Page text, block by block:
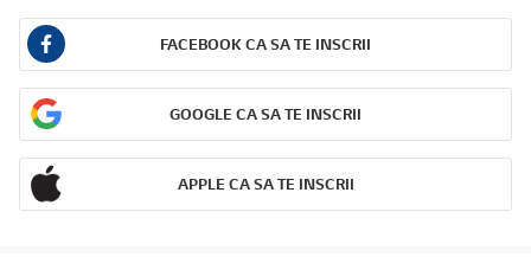
FACEBOOK CA SA TE INSCRII
GOOGLE CA SA TE INSCRII
APPLE CA SA TE INSCRII